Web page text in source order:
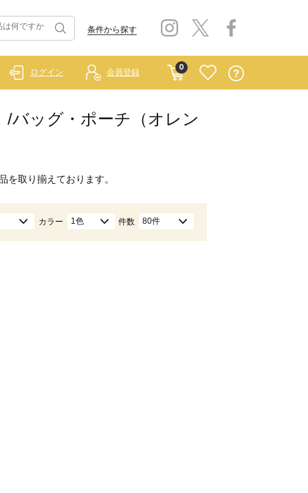
条件から探す
0
ログイン 会員登録
/バッグ・ポーチ（オレン
を取り揃えております。
カラー 1色 件数 80件